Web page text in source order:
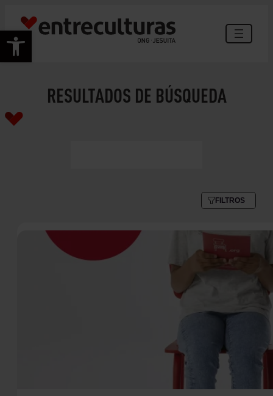
Abrir barra de herramientas
RESULTADOS DE BÚSQUEDA
FILTROS